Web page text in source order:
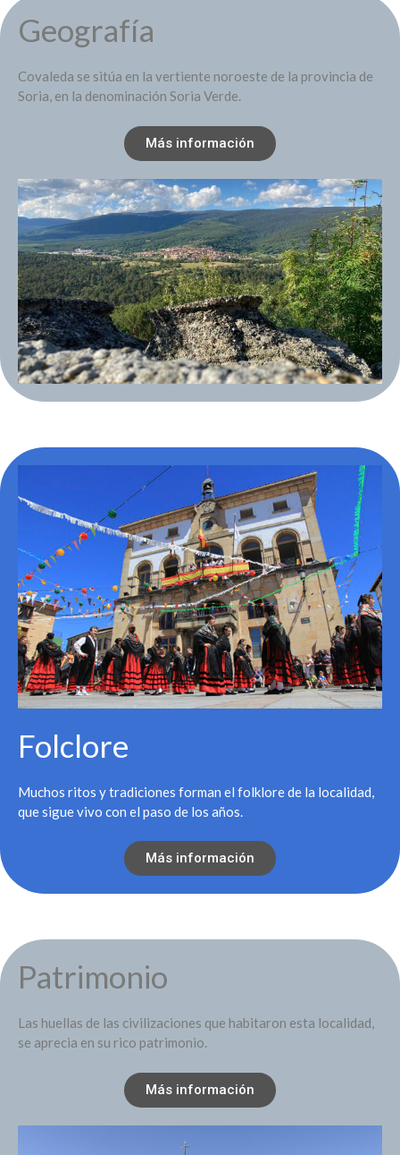
Geografía
Covaleda se sitúa en la vertiente noroeste de la provincia de
Soria, en la denominación Soria Verde.
Más información
Folclore
Muchos ritos y tradiciones forman el folklore de la localidad,
que sigue vivo con el paso de los años.
Más información
Patrimonio
Las huellas de las civilizaciones que habitaron esta localidad,
se aprecia en su rico patrimonio.
Más información